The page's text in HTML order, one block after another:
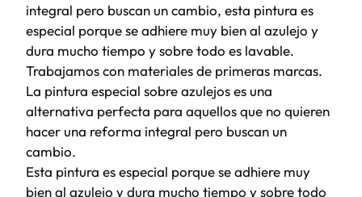
integral pero buscan un cambio, esta pintura es
especial porque se adhiere muy bien al azulejo y
dura mucho tiempo y sobre todo es lavable.
Trabajamos con materiales de primeras marcas.​
La pintura especial sobre azulejos es una
alternativa perfecta para aquellos que no quieren
hacer una reforma integral pero buscan un
cambio.​
Esta pintura es especial porque se adhiere muy
bien al azulejo y dura mucho tiempo y sobre todo